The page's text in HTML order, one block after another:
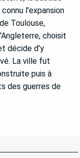
l'expansion
Toulouse,
choisit
décide d'y
La ville fut
puis à
des guerres de